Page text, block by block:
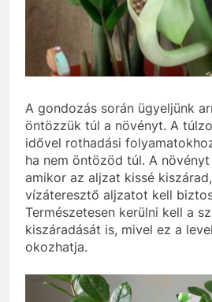
A gondozás során ügyeljünk
öntözzük túl a növényt. A
idővel rothadási
ha nem öntözöd túl. A
amikor az aljzat kissé
vízáteresztő aljzatot kell
Természetesen kerülni kell a
kiszáradását is, mivel ez a
okozhatja.